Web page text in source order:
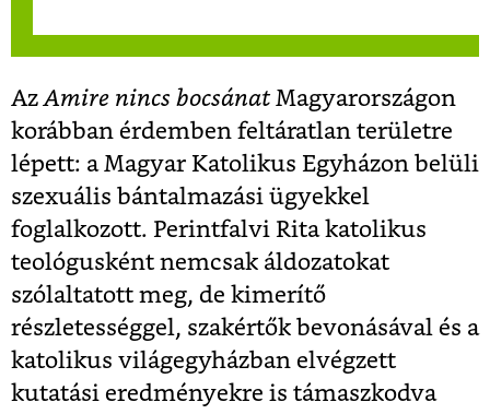
Az Amire nincs bocsánat Magyarországon
korábban érdemben feltáratlan területre
lépett: a Magyar Katolikus Egyházon belüli
szexuális bántalmazási ügyekkel
foglalkozott. Perintfalvi Rita katolikus
teológusként nemcsak áldozatokat
szólaltatott meg, de kimerítő
részletességgel, szakértők bevonásával és a
katolikus világegyházban elvégzett
kutatási eredményekre is támaszkodva